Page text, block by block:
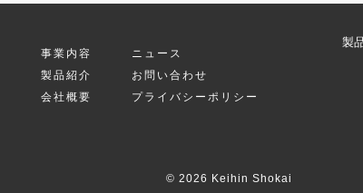
事業内容
ニュース
製品紹介
お問い合わせ
会社概要
プライバシーポリシー
製
© 2026 Keihin Shokai